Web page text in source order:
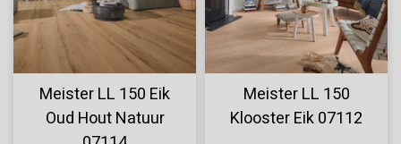
Meister LL 150 Eik
Oud Hout Natuur
Meister LL 150
Klooster Eik 07112